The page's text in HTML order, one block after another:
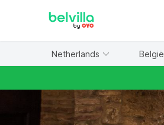
Netherlands België